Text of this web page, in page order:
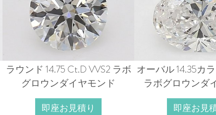
ラウンド 14.75 Ct.D VVS2 ラボ
グロウンダイヤモンド
即座お見積り
オーバル 14.35カ
ラボグロウンダ
即座お見